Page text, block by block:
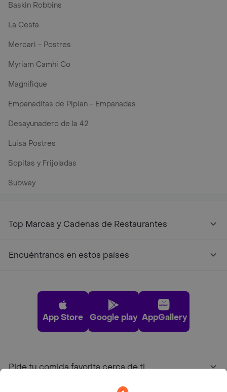
Baskin Robbins
La Cesta
Mercari - Postres
Myriam Camhi Co
Magnifique
Empanaditas de Pipian - Empanadas
Desayunadero de la 42
Luisa Postres
Sopitas y Frijoladas
Subway
Top Marcas y Cadenas de Restaurantes
Encuéntranos en estos países
App Store Google play AppGallery
Pide tu comida favorita cerca de ti